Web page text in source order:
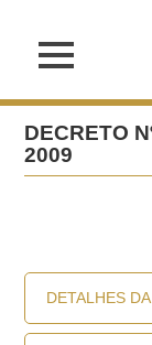
DECRETO
2009
DETALHES